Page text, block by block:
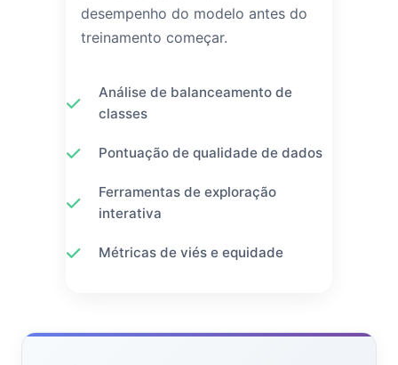
desempenho do modelo antes do
treinamento começar.
Análise de balanceamento de
classes
Pontuação de qualidade de dados
Ferramentas de exploração
interativa
Métricas de viés e equidade